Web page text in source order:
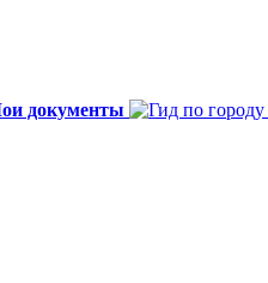
документы